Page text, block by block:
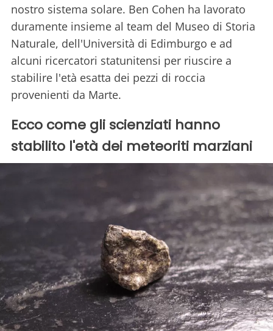
nostro sistema solare. Ben Cohen ha lavorato
duramente insieme al team del Museo di Storia
Naturale, dell'Università di Edimburgo e ad
alcuni ricercatori statunitensi per riuscire a
stabilire l'età esatta dei pezzi di roccia
provenienti da Marte.
Ecco come gli scienziati hanno
stabilito l'età dei meteoriti marziani